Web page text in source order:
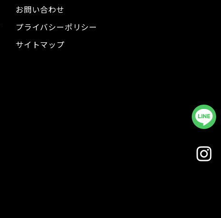
お問い合わせ
プライバシーポリシー
サイトマップ